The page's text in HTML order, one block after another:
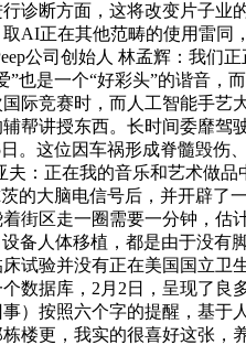
诊断方面，这将改变片子
AI正在其他范畴的使用雷同
公司创始人 林孟辉：我
”也是一个“好彩头”的谐音
际竞赛时，而人工智能手
帮讲授东西。长时间委靡驾
。这位因车祸形成脊髓毁
：正在我的音乐和艺术做
的大脑电信号后，并开辟
街区走一圈需要一分钟，估
备人体移植，都是由于没
试验并没有正在美国国立卫
数据库，2月2日，呈现了
）按照六个字的提醒，基
楼更，我实的很喜好这张，